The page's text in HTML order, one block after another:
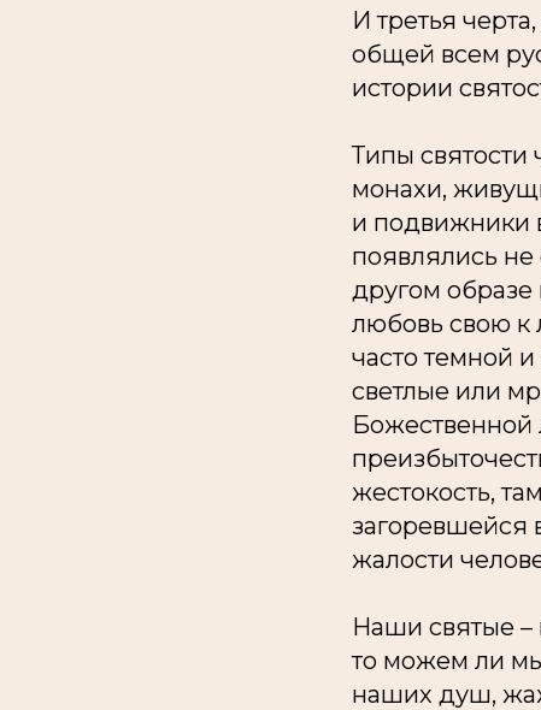
И третья
общей всем
истории
Типы
монахи,
и подвижники
появлялись не
другом
любовь свою к
часто темной
светлые или
Божественной
жестокость,
загоревшейся
жалости
Наши святые –
то можем ли
наших душ,